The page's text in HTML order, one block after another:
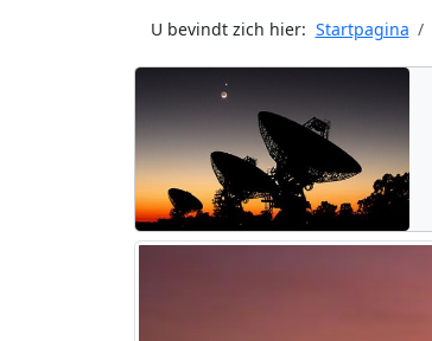
U bevindt zich hier: Startpagina